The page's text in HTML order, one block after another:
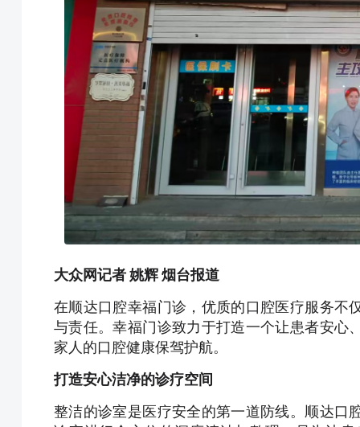
大众网记者 姚辉 烟台报道
在顺达口腔幸福门诊，优质的口腔医疗服务不
与责任。幸福门诊致力于打造一个让患者安心
家人的口腔健康保驾护航。
打造安心洁净的诊疗空间
整洁的诊室是医疗安全的第一道防线。顺达口